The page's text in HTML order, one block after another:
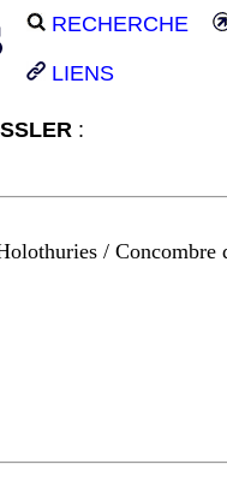
RECHERCHE
LIENS
:
/ Concombre